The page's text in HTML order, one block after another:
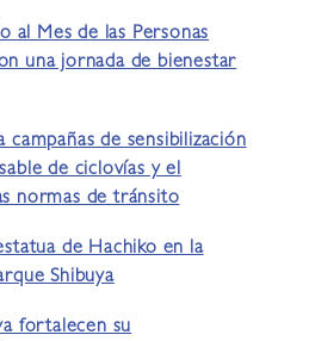
al Mes de las Personas
una jornada de bienestar
de sensibilización
de ciclovías y el
normas de tránsito
de Hachiko en la
Shibuya
fortalecen su